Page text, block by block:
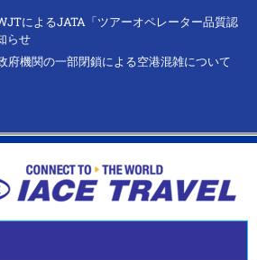
によるJATA「ツアーオペレーター品質認
らせ
府機関の一部閉鎖による空港混雑について